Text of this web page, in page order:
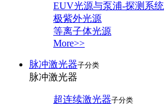
EUV光源与泵浦-探测系统
极紫外光源
等离子体光源
More>>
脉冲激光器子分类
脉冲激光器
超连续激光器子分类